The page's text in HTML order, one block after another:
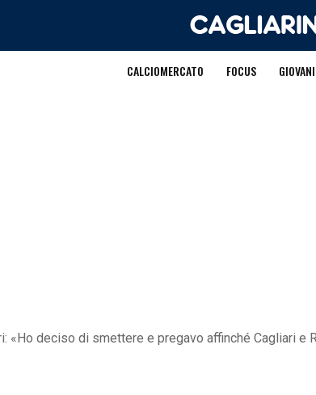
CALCIOMERCATO FOCUS
«Ho deciso di smettere e pregavo affinché Cagliari